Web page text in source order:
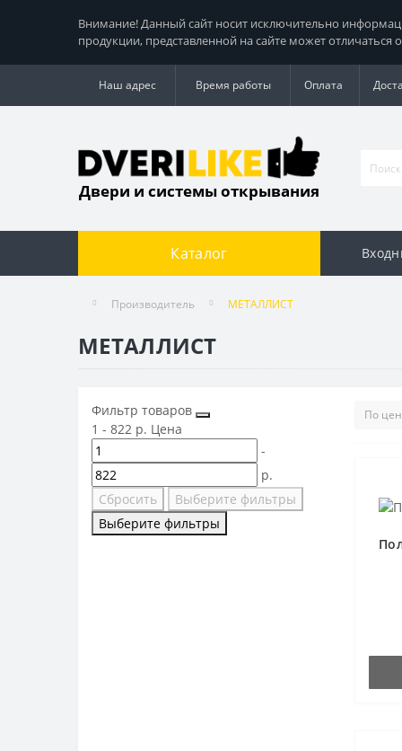
Внимание! Данный сайт носит исключительно
продукции, представленной на сайте может
Наш адрес Время работы Оплата
Двери и системы открывания
Каталог
Производитель МЕТАЛЛИСТ
МЕТАЛЛИСТ
Фильтр товаров
1 - 822 р. Цена
-
р.
Сбросить
Выберите фильтры
Выберите фильтры